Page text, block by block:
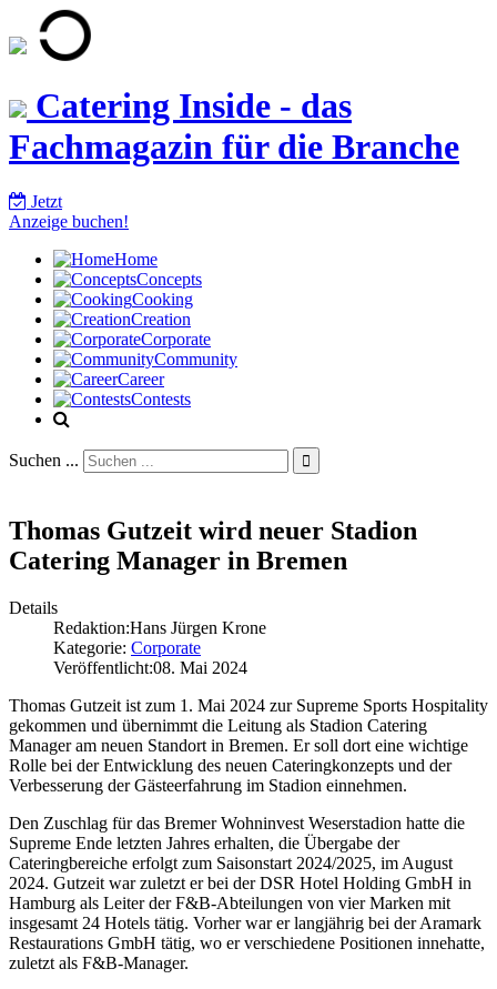
Catering Inside - das
Fachmagazin für die Branche
Jetzt
Anzeige buchen!
Home
Concepts
Cooking
Creation
Corporate
Community
Career
Contests
Suchen ... 
Thomas Gutzeit wird neuer Stadion
Catering Manager in Bremen
Details
Redaktion:Hans Jürgen Krone
Kategorie: Corporate
Veröffentlicht:08. Mai 2024
Thomas Gutzeit ist zum 1. Mai 2024 zur Supreme Sports Hospitality
gekommen und übernimmt die Leitung als Stadion Catering
Manager am neuen Standort in Bremen. Er soll dort eine wichtige
Rolle bei der Entwicklung des neuen Cateringkonzepts und der
Verbesserung der Gästeerfahrung im Stadion einnehmen.
Den Zuschlag für das Bremer Wohninvest Weserstadion hatte die
Supreme Ende letzten Jahres erhalten, die Übergabe der
Cateringbereiche erfolgt zum Saisonstart 2024/2025, im August
2024. Gutzeit war zuletzt er bei der DSR Hotel Holding GmbH in
Hamburg als Leiter der F&B-Abteilungen von vier Marken mit
insgesamt 24 Hotels tätig. Vorher war er langjährig bei der Aramark
Restaurations GmbH tätig, wo er verschiedene Positionen innehatte,
zuletzt als F&B-Manager.